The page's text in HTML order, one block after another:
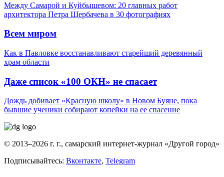
Между Самарой и Куйбышевом: 20 главных работ
архитектора Петра Щербачева в 30 фотографиях
Всем миром
Как в Павловке восстанавливают старейший деревянный
храм области
Даже список «100 ОКН» не спасает
Дождь добивает «Красную школу» в Новом Буяне, пока
бывшие ученики собирают копейки на ее спасение
© 2013–2026 г. г., самарский интернет-журнал «Другой город»
Подписывайтесь: Вконтакте, Telegram